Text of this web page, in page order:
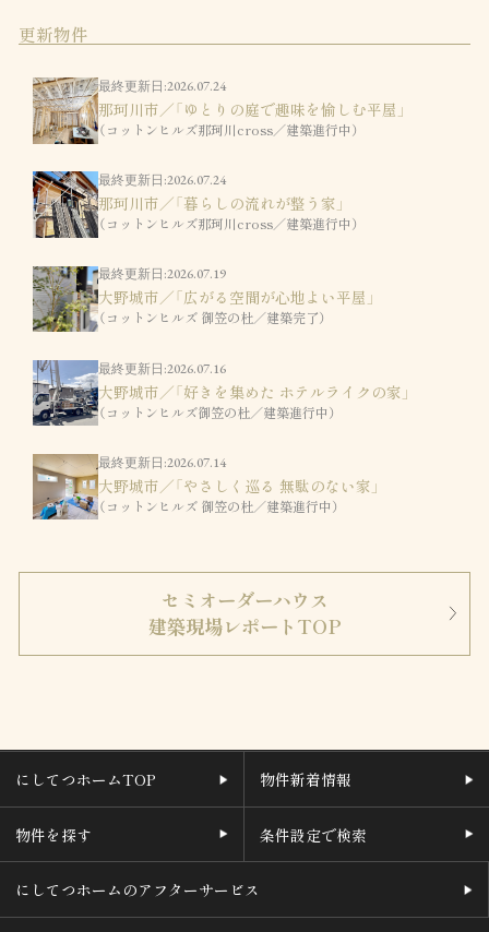
更新物件
最終更新日:2026.07.24
那珂川市／「ゆとりの庭で趣味を愉しむ平屋」
（コットンヒルズ那珂川cross／建築進行中）
最終更新日:2026.07.24
那珂川市／「暮らしの流れが整う家」
（コットンヒルズ那珂川cross／建築進行中）
最終更新日:2026.07.19
大野城市／「広がる空間が心地よい平屋」
（コットンヒルズ 御笠の杜／建築完了）
最終更新日:2026.07.16
大野城市／「好きを集めた ホテルライクの家」
（コットンヒルズ御笠の杜／建築進行中）
最終更新日:2026.07.14
大野城市／「やさしく巡る 無駄のない家」
（コットンヒルズ 御笠の杜／建築進行中）
セミオーダーハウス
建築現場レポートTOP
にしてつホームTOP 物件新着情報
物件を探す 条件設定で検索
にしてつホームのアフターサービス